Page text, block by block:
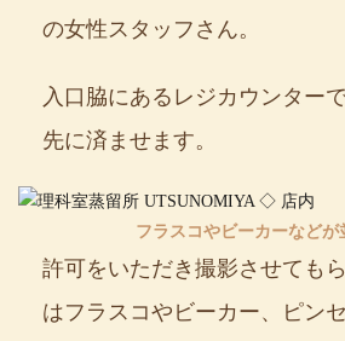
の女性スタッフさん。
入口脇にあるレジカウンター
先に済ませます。
フラスコやビーカーなどが
許可をいただき撮影させても
はフラスコやビーカー、ピン